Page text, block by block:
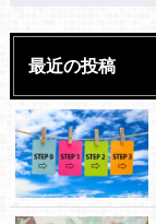
最近の投稿